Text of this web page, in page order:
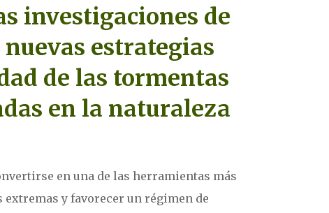
investigaciones de
estrategias
de las tormentas
en la naturaleza
en una de las herramientas más
y favorecer un régimen de